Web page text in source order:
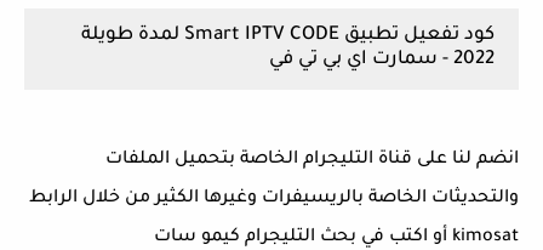
كود تفعيل تطبيق Smart IPTV CODE لمدة طويلة
2022 - سمارت اي بي تي في
انضم لنا على قناة التليجرام الخاصة بتحميل الملفات
والتحديثات الخاصة بالريسيفرات وغيرها الكثير من خلال الرابط
kimosat أو اكتب في بحث التليجرام كيمو سات